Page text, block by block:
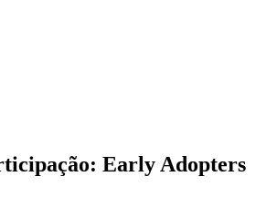
Early Adopters